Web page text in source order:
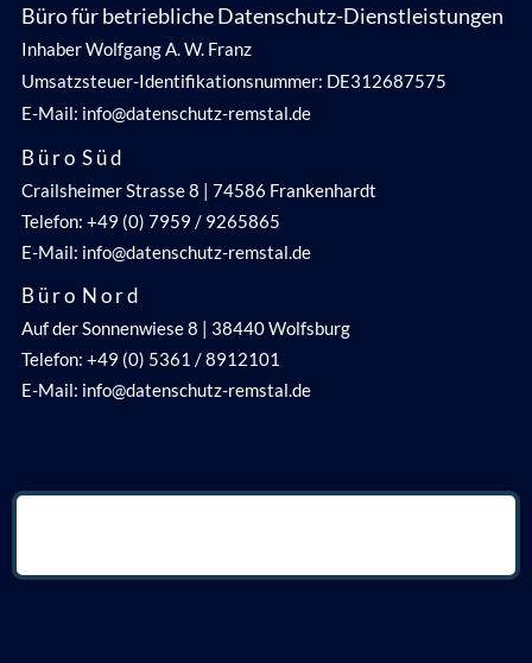
Büro für betriebliche Datenschutz-Dienstleistungen
Inhaber Wolfgang A. W. Franz
Umsatzsteuer-Identifikationsnummer: DE312687575
E-Mail: info@datenschutz-remstal.de
B ü r o S ü d
Crailsheimer Strasse 8 | 74586 Frankenhardt
Telefon: +49 (0) 7959 / 9265865
E-Mail: info@datenschutz-remstal.de
B ü r o N o r d
Auf der Sonnenwiese 8 | 38440 Wolfsburg
Telefon: +49 (0) 5361 / 8912101
E-Mail: info@datenschutz-remstal.de